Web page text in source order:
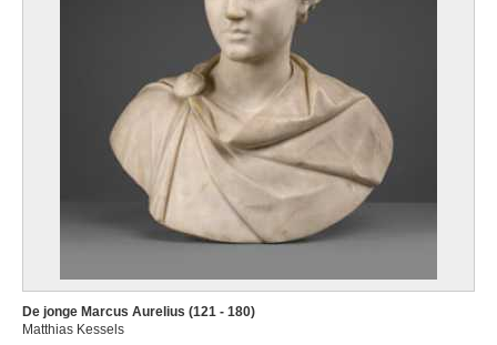
De jonge Marcus Aurelius (121 - 180)
Matthias Kessels